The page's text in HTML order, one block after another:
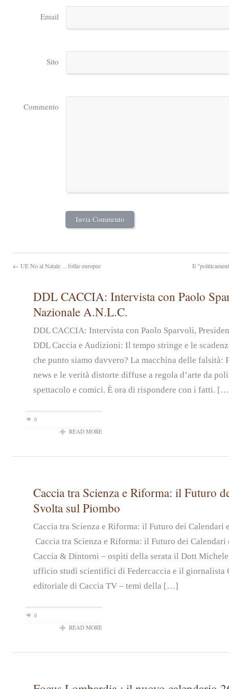
Email
Sito
Commento
← UE No al Natale ... follie europee Il
DDL CACCIA: Intervista con Paolo
Nazionale A.N.L.C.
DDL CACCIA: Intervista con Paolo Sparvoli,
DDL Caccia e Audizioni: Il tempo stringe e le
che punto siamo davvero? La macchina delle falsità:
news e le verità distorte diffuse a regola d’arte da
spettacolo e comici. È ora di rispondere con i fatti.
0
READ MORE
Caccia tra Scienza e Riforma: il Futuro
Svolta sul Piombo
Caccia tra Scienza e Riforma: il Futuro dei
Caccia tra Scienza e Riforma: il Futuro dei Calendari
Caccia & Dintorni – ospiti della serata il Dott
ufficio studi scientifici di Federcaccia e il giornalista
editoriale di Caccia TV – temi della […]
0
READ MORE